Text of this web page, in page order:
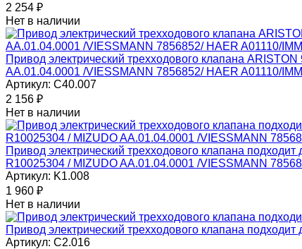
2 254 ₽
Нет в наличии
Привод электрический трехходового клапана
AA.01.04.0001 /VIESSMANN 7856852/ HAER A01110/
Артикул: C40.007
2 156 ₽
Нет в наличии
Привод электрический трехходового клапана
R10025304 / MIZUDO AA.01.04.0001 /VIESSMANN
Артикул: K1.008
1 960 ₽
Нет в наличии
Привод электрический трехходового клапана
Артикул: C2.016